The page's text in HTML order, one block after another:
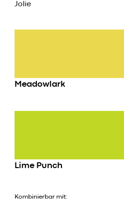
Jolie
Meadowlark
Lime Punch
Kombinierbar mit: